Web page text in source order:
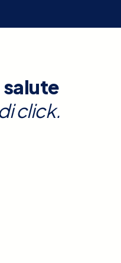
salute
click.